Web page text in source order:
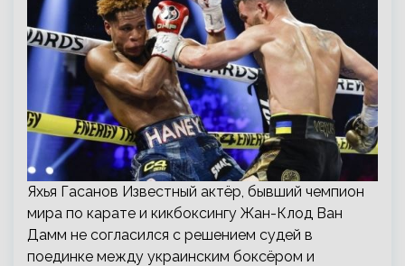
Яхья Гасанов Известный актёр, бывший чемпион
мира по карате и кикбоксингу Жан-Клод Ван
Дамм не согласился с решением судей в
поединке между украинским боксёром и